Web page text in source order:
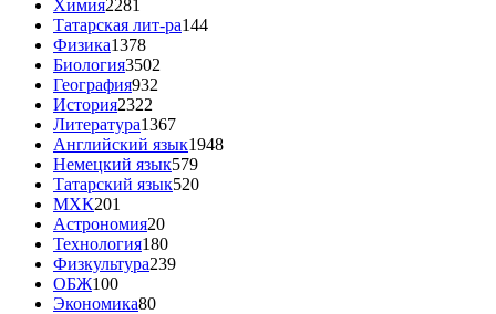
Химия2281
Татарская лит-ра144
Физика1378
Биология3502
География932
История2322
Литература1367
Английский язык1948
Немецкий язык579
Татарский язык520
МХК201
Астрономия20
Технология180
Физкультура239
ОБЖ100
Экономика80